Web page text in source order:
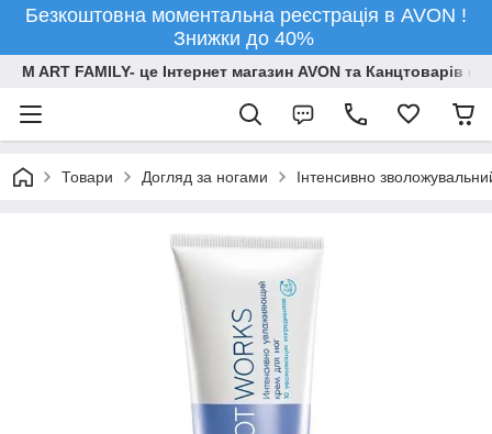
Безкоштовна моментальна реєстрація в AVON !
Знижки до 40%
M ART FAMILY- це Інтернет магазин AVON та Канцтоварів
Товари Догляд за ногами Інтенсивно